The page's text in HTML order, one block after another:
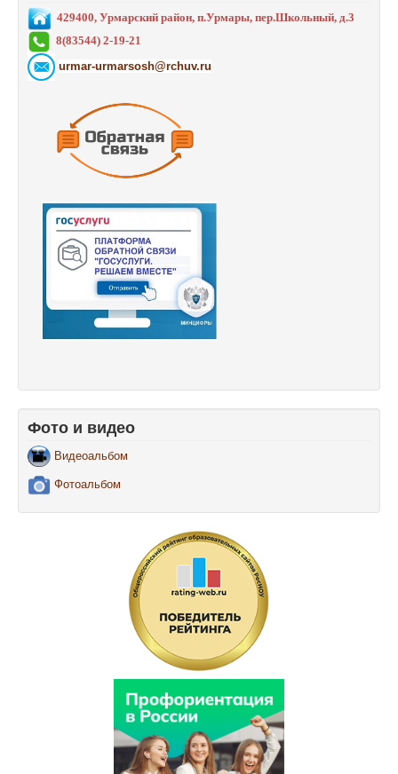
429400, Урмарский район, п.Урмары, пер.Школьный, д.3
8(83544) 2-19-21
urmar-urmarsosh@rchuv.ru
Фото и видео
Видеоальбом
Фотоальбом